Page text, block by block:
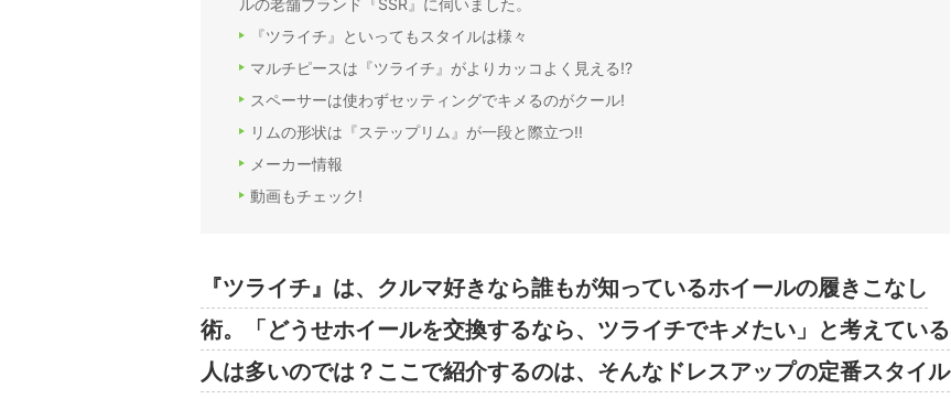
ルの老舗ブランド『SSR』に伺いました。
『ツライチ』といってもスタイルは様々
マルチピースは『ツライチ』がよりカッコよく見える!?
スペーサーは使わずセッティングでキメるのがクール!
リムの形状は『ステップリム』が一段と際立つ!!
メーカー情報
動画もチェック!
『ツライチ』は、クルマ好きなら誰もが知っているホイールの履きこなし
術。「どうせホイールを交換するなら、ツライチでキメたい」と考えている
人は多いのでは？ここで紹介するのは、そんなドレスアップの定番スタイル